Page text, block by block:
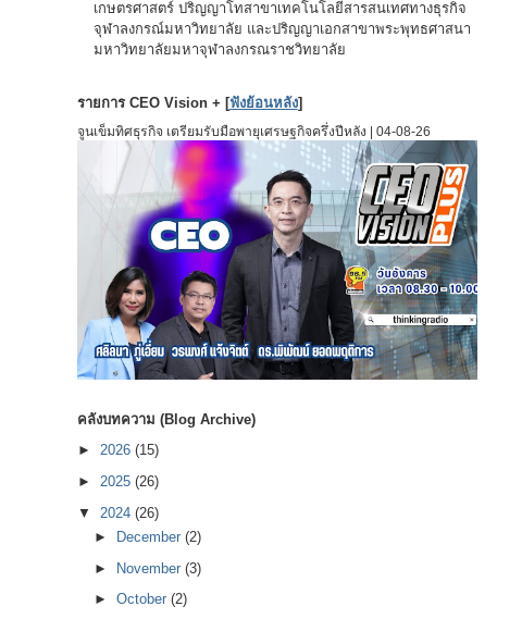
เกษตรศาสตร์ ปริญญาโทสาขาเทคโนโลยีสารสนเทศทางธุรกิจ
จุฬาลงกรณ์มหาวิทยาลัย และปริญญาเอกสาขาพระพุทธศาสนา
มหาวิทยาลัยมหาจุฬาลงกรณราชวิทยาลัย
รายการ CEO Vision + [ฟังย้อนหลัง]
จูนเข็มทิศธุรกิจ เตรียมรับมือพายุเศรษฐกิจครึ่งปีหลัง | 04-08-26
คลังบทความ (Blog Archive)
► 2026 (15)
► 2025 (26)
▼ 2024 (26)
►
December(2)
► November(3)
►October(2)